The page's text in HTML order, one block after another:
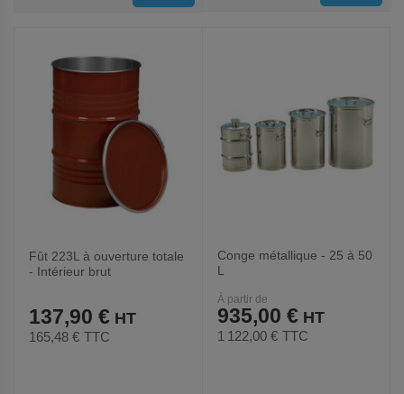
FAVORIS
Fût 223L à ouverture totale
- Intérieur brut
137,90 €
165,48 € TTC
Conge métallique - 25 à 50
L
À partir de
935,00 €
1 122,00 € TTC